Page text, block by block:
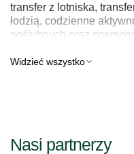
transfer z lotniska,
łodzią, codzienne
poślubnych oraz
profesjonalną obsługę na
Widzieć wszystko
Nasi partnerzy